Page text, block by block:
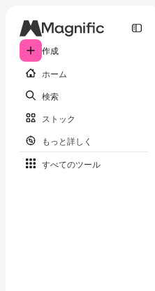
作成
ホーム
検索
ストック
もっと詳しく
すべてのツール